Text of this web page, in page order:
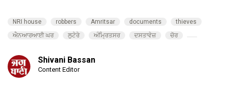
NRI house robbers Amritsar documents
thieves
ਐਨਆਰਆਈ ਘਰ
ਲੁਟੇਰੇ ਅੰਮ੍ਰਿਤਸਰ ਦਸਤਾਵੇਜ਼ ਚੋਰ
Shivani Bassan
Content Editor